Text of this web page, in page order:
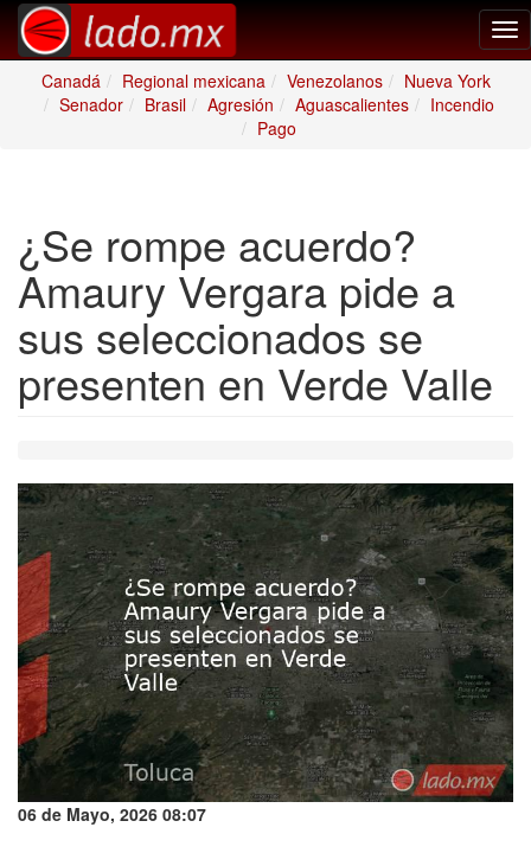
Canadá
Regional mexicana Venezolanos
Nueva York
Senador
Brasil Agresión Aguascalientes
Incendio
Pago
¿Se rompe acuerdo?
Amaury Vergara pide a
sus seleccionados se
presenten en Verde Valle
06 de Mayo, 2026 08:07